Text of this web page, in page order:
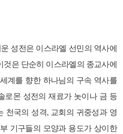
성전은 이스라엘 선민의 역사에
은 단순히 이스라엘의 종교사에
계를 향한 하나님의 구속 역사를
로몬 성전의 재료가 놋이나 금 등
천국의 성격, 교회의 귀중성과 영
기구들의 모양과 용도가 상이한